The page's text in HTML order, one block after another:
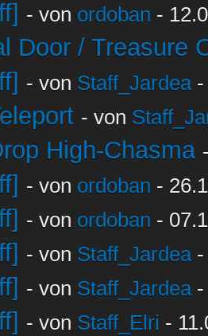
- von ordoban -
Door / Treasure
- von Staff_Jardea-
- von
High-Chasma
- von ordoban -
- von ordoban -
- von Staff_Jardea-
- von Staff_Jardea-
- von Staff_Elri -